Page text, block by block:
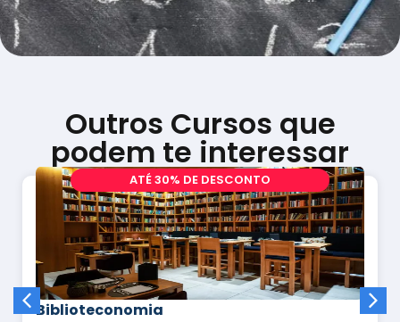
Outros Cursos que
podem te interessar
ATÉ30% DE DESCONTO
Biblioteconomia